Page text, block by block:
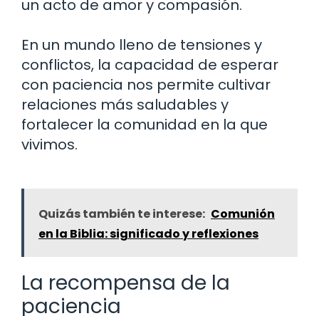
un acto de amor y compasión.
En un mundo lleno de tensiones y
conflictos, la capacidad de esperar
con paciencia nos permite cultivar
relaciones más saludables y
fortalecer la comunidad en la que
vivimos.
Quizás también te interese: Comunión
en la Biblia: significado y reflexiones
La recompensa de la
paciencia